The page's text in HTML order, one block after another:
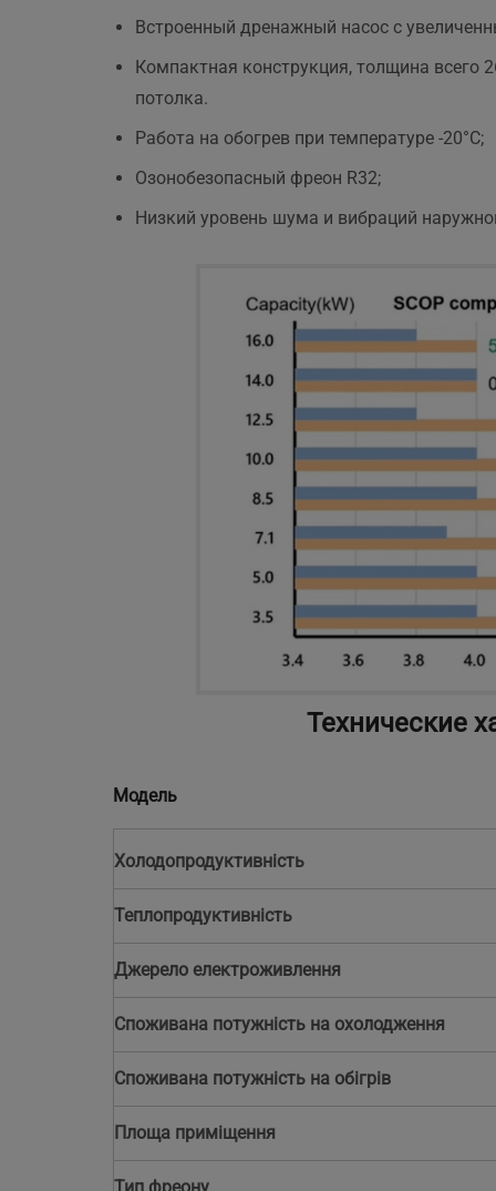
Встроенный дренажный насос с
Компактная конструкция, толщина всего
потолка.
Работа на обогрев при температуре -20°С;
Озонобезопасный фреон R32;
Низкий уровень шума и вибраций
Технические
Модель
Холодопродуктивність
Теплопродуктивність
Джерело електроживлення
Споживана потужність на охолодження
Споживана потужність на обігрів
Площа приміщення